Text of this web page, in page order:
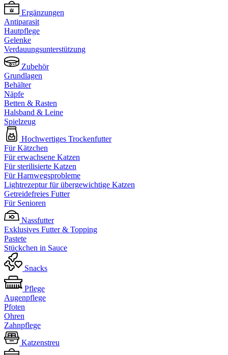
Ergänzungen
Antiparasit
Hautpflege
Gelenke
Verdauungsunterstützung
Zubehör
Grundlagen
Behälter
Näpfe
Betten & Rasten
Halsband & Leine
Spielzeug
Hochwertiges Trockenfutter
Für Kätzchen
Für erwachsene Katzen
Für sterilisierte Katzen
Für Harnwegsprobleme
Lightrezeptur für übergewichtige Katzen
Getreidefreies Futter
Für Senioren
Nassfutter
Exklusives Futter & Topping
Pastete
Stückchen in Sauce
Snacks
Pflege
Augenpflege
Pfoten
Ohren
Zahnpflege
Katzenstreu